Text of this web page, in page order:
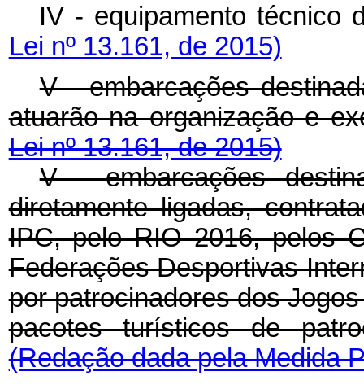
IV - equipamento técnico
Lei nº 13.161, de 2015)
V - embarcações
atuarão na organização e
Lei nº 13.161, de 2015)
V - embarcações
diretamente ligadas,
IPC, pelo RIO 2016, pelos
Federações Desportivas
por patrocinadores dos
pacotes turísticos de
(Redação dada pela Medida